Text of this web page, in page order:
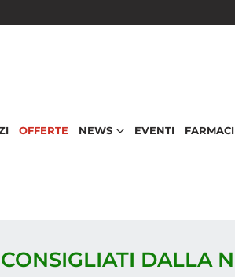
OFFERTE NEWS EVENTI
DALLA